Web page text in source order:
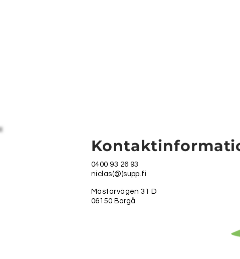
0400 93 26 93
niclas(@)supp.fi
Mästarvägen 31 D
06150 Borgå